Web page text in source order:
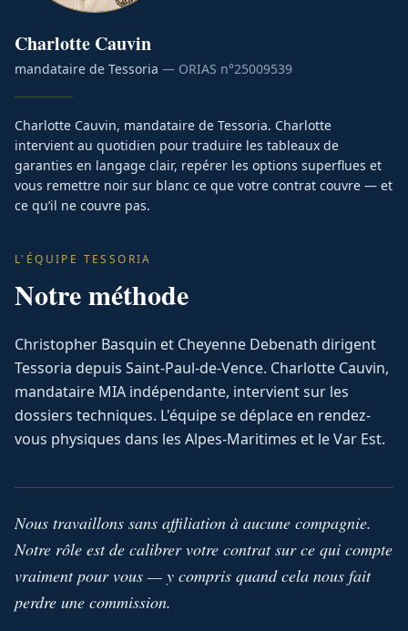
Charlotte Cauvin
mandataire de Tessoria — ORIAS n°25009539
Charlotte Cauvin, mandataire de Tessoria. Charlotte
intervient au quotidien pour traduire les tableaux de
garanties en langage clair, repérer les options superflues et
vous remettre noir sur blanc ce que votre contrat couvre — et
ce qu’il ne couvre pas.
L'ÉQUIPE TESSORIA
Notre méthode
Christopher Basquin et Cheyenne Debenath dirigent
Tessoria depuis Saint-Paul-de-Vence. Charlotte Cauvin,
mandataire MIA indépendante, intervient sur les
dossiers techniques. L'équipe se déplace en rendez-
vous physiques dans les Alpes-Maritimes et le Var Est.
Nous travaillons sans affiliation à aucune compagnie.
Notre rôle est de calibrer votre contrat sur ce qui compte
vraiment pour vous — y compris quand cela nous fait
perdre une commission.